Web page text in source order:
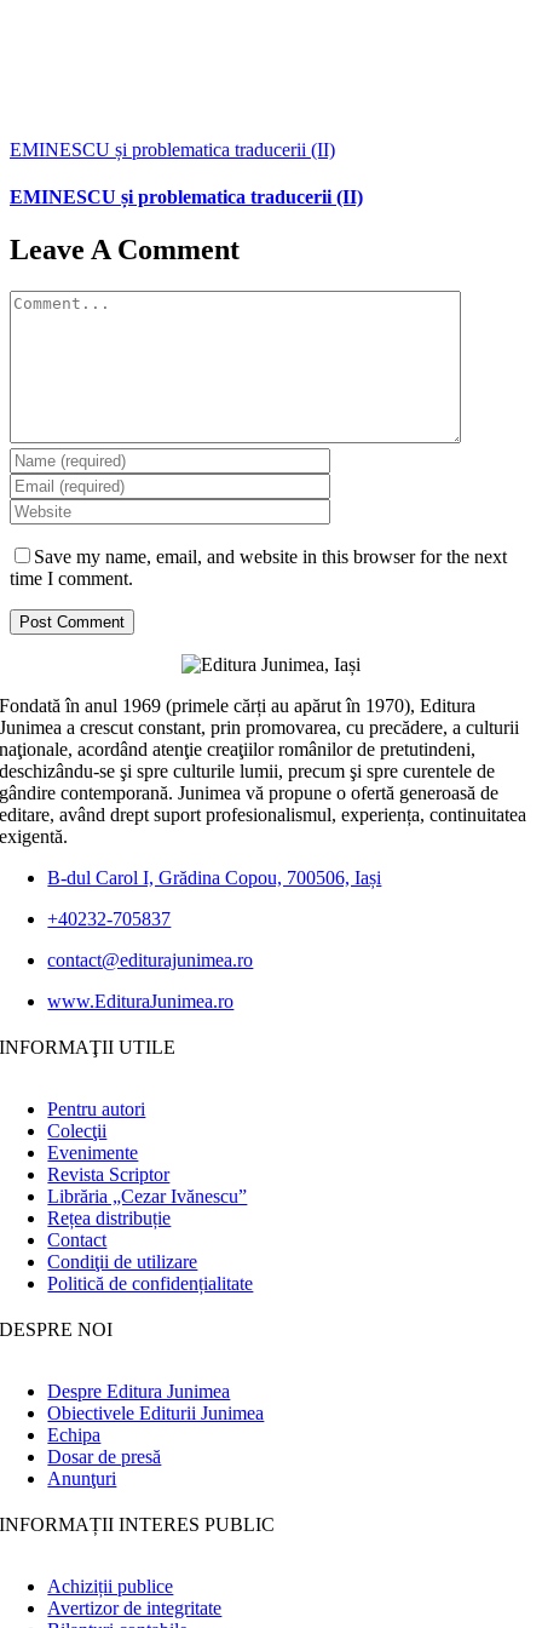
EMINESCU și problematica traducerii (II)
EMINESCU și problematica traducerii (II)
Leave A Comment
Comment
Save my name, email, and website in this browser for the next
time I comment.
Fondată în anul 1969 (primele cărți au apărut în 1970), Editura
Junimea a crescut constant, prin promovarea, cu precădere, a culturii
naţionale, acordând atenţie creaţiilor românilor de pretutindeni,
deschizându-se şi spre culturile lumii, precum şi spre curentele de
gândire contemporană. Junimea vă propune o ofertă generoasă de
editare, având drept suport profesionalismul, experiența, continuitatea
exigentă.
B-dul Carol I, Grădina Copou, 700506, Iași
+40232-705837
contact@editurajunimea.ro
www.EdituraJunimea.ro
INFORMAŢII UTILE
Pentru autori
Colecţii
Evenimente
Revista Scriptor
Librăria „Cezar Ivănescu”
Rețea distribuție
Contact
Condiţii de utilizare
Politică de confidențialitate
DESPRE NOI
Despre Editura Junimea
Obiectivele Editurii Junimea
Echipa
Dosar de presă
Anunţuri
INFORMAȚII INTERES PUBLIC
Achiziții publice
Avertizor de integritate